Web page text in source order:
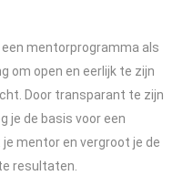
mentorprogramma als
om open en eerlijk te zijn
Door transparant te zijn
je de basis voor een
mentor en vergroot je de
resultaten.